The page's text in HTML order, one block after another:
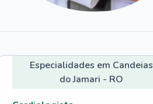
Especialidades em Candeias
do Jamari - RO